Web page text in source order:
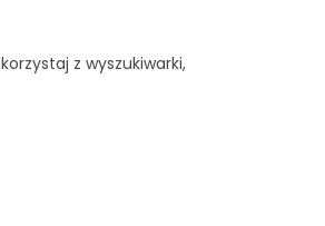
z wyszukiwarki,